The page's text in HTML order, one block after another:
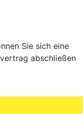
Sie sich eine
abschließen